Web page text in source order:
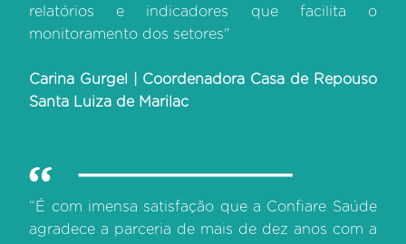
relatórios e indicadores que facilita o
monitoramento dos setores"
Carina Gurgel | Coordenadora Casa de Repouso
Santa Luiza de Marilac
“É com imensa satisfação que a Confiare Saúde
agradece a parceria de mais de dez anos com a